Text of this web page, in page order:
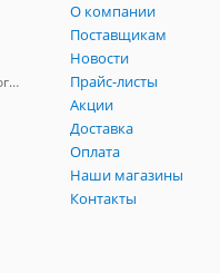
Комплектующие для насосного оборудования
О компании
Поставщикам
Новости
Прайс-листы
Акции
Доставка
Оплата
Наши магазины
Контакты